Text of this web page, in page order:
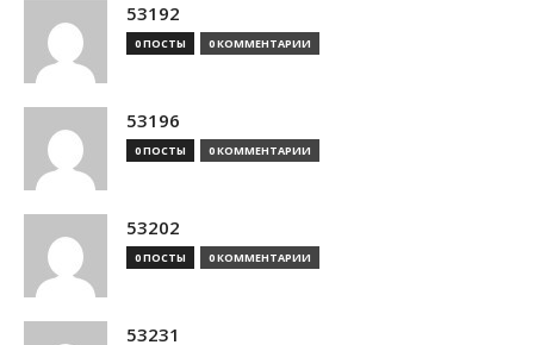
53192
0 ПОСТЫ 0 КОММЕНТАРИИ
53196
0 ПОСТЫ 0 КОММЕНТАРИИ
53202
0 ПОСТЫ 0 КОММЕНТАРИИ
53231